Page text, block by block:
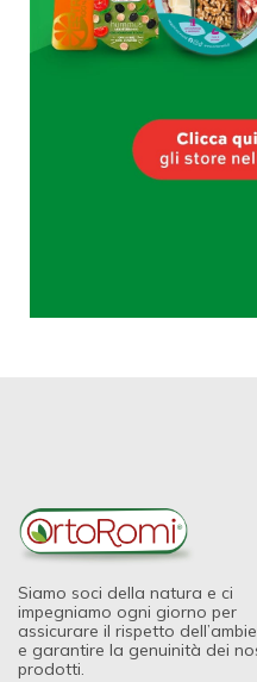
Siamo soci della natura e ci
impegniamo ogni giorno per
assicurare il rispetto
e garantire la genuinità dei
prodotti.